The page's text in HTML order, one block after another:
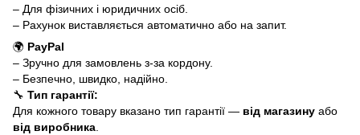
– Для фізичних і юридичних осіб.
– Рахунок виставляється автоматично або на запит.
🌍 PayPal
– Зручно для замовлень з-за кордону.
– Безпечно, швидко, надійно.
🔧 Тип гарантії:
Для кожного товару вказано тип гарантії — від магазину або
від виробника